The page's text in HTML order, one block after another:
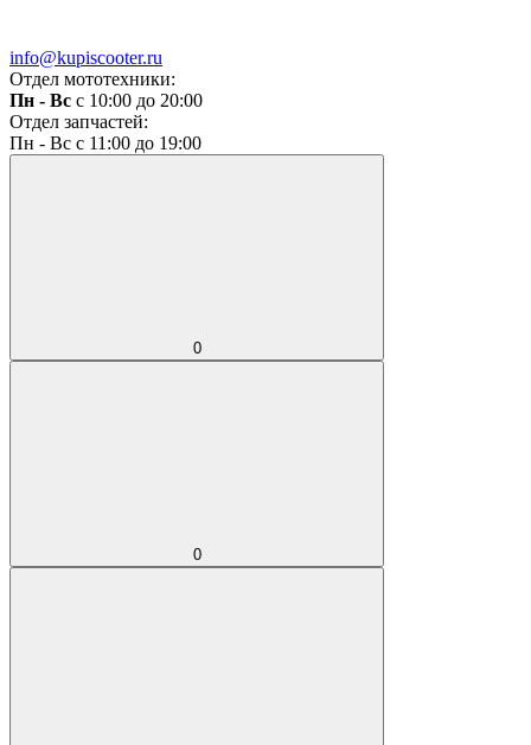
info@kupiscooter.ru
Отдел мототехники:
Пн - Вс с 10:00 до 20:00
Отдел запчастей:
Пн - Вс с 11:00 до 19:00
0
0